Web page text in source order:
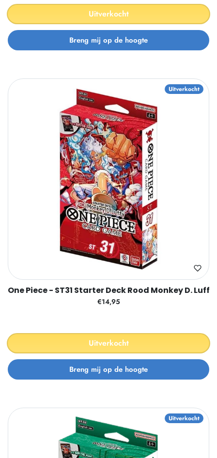
Uitverkocht
Uitverkocht
One Piece - ST31 Starter Deck Rood Monkey D. Luffy
€14,95
Uitverkocht
Uitverkocht